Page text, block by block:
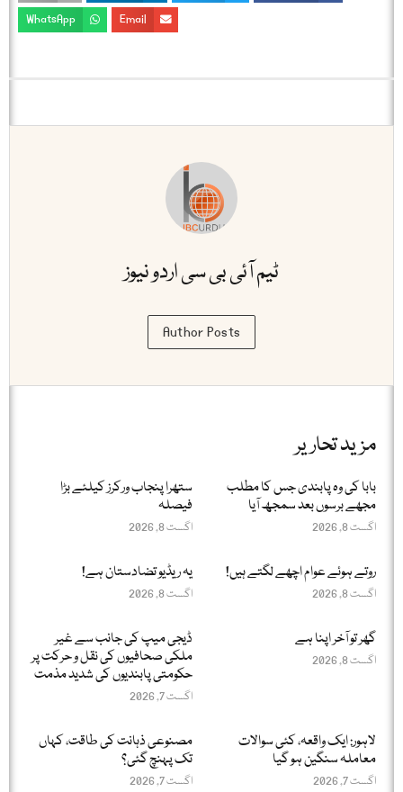
Email
WhatsApp
ٹیم آئی بی سی اردو نیوز
Author Posts
مزید تحاریر
بابا کی وہ پابندی جس کا مطلب
مجھے برسوں بعد سمجھ آیا
اگست 8, 2026
ستھرا پنجاب ورکرز کیلئے بڑا
فیصلہ
اگست 8, 2026
روتے ہوئے عوام اچھے لگتے ہیں!
اگست 8, 2026
یہ ریڈیو تضادستان ہے!
اگست 8, 2026
گھر تو آخر اپنا ہے
اگست 8, 2026
ڈیجی میپ کی جانب سے غیر
ملکی صحافیوں کی نقل و حرکت پر
حکومتی پابندیوں کی شدید مذمت
اگست 7, 2026
لاہور: ایک واقعہ، کئی سوالات
معاملہ سنگین ہو گیا
اگست 7, 2026
مصنوعی ذہانت کی طاقت، کہاں
تک پہنچ گئی؟
اگست 7, 2026